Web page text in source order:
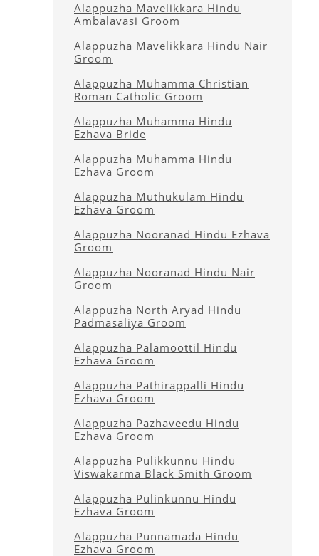
Alappuzha Mavelikkara Hindu
Ambalavasi Groom
Alappuzha Mavelikkara Hindu Nair
Groom
Alappuzha Muhamma Christian
Roman Catholic Groom
Alappuzha Muhamma Hindu
Ezhava Bride
Alappuzha Muhamma Hindu
Ezhava Groom
Alappuzha Muthukulam Hindu
Ezhava Groom
Alappuzha Nooranad Hindu Ezhava
Groom
Alappuzha Nooranad Hindu Nair
Groom
Alappuzha North Aryad Hindu
Padmasaliya Groom
Alappuzha Palamoottil Hindu
Ezhava Groom
Alappuzha Pathirappalli Hindu
Ezhava Groom
Alappuzha Pazhaveedu Hindu
Ezhava Groom
Alappuzha Pulikkunnu Hindu
Viswakarma Black Smith Groom
Alappuzha Pulinkunnu Hindu
Ezhava Groom
Alappuzha Punnamada Hindu
Ezhava Groom